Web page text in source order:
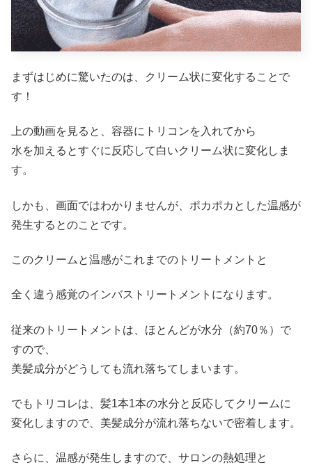
まずはじめに驚いたのは、クリーム状に変化することで
す！
上の動画を見ると、容器にトリコンを入れてから
水を加えるとすぐに反応して白いクリーム状に変化しま
す。
しかも、画面ではわかりませんが、ポカポカとした温感が
発生するとのことです。
このクリームと温感がこれまでのトリートメントと
全く違う感覚のインバストリートメントになります。
従来のトリートメントは、ほとんどが水分（約70％）で
すので、
美髪成分がどうしても流れ落ちてしまいます。
でもトリコレは、髪1本1本の水分と反応してクリームに
変化しますので、美髪成分が流れ落ちないで密着します。
さらに、温感が発生しますので、サロンの熱処理と